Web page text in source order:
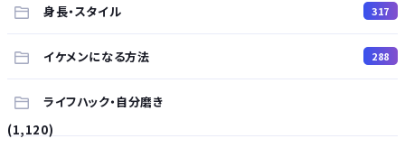
身長・スタイル 317
イケメンになる方法 288
ライフハック・自分磨き
(1,120)